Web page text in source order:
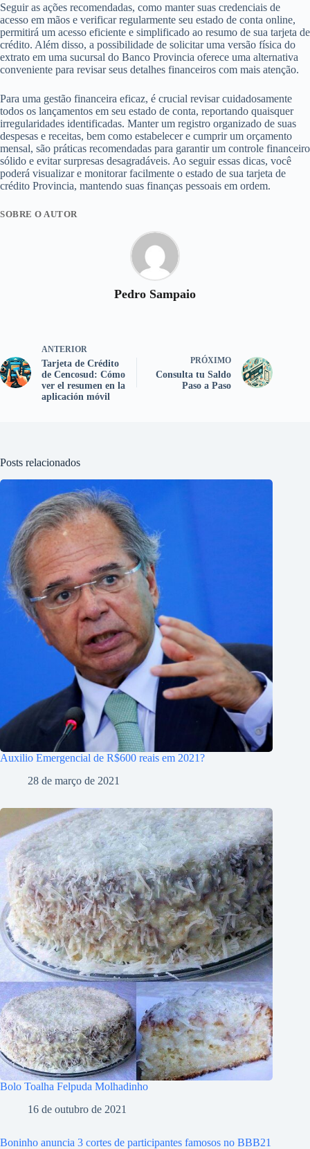
Seguir as ações recomendadas, como manter suas credenciais de
acesso em mãos e verificar regularmente seu estado de conta online,
permitirá um acesso eficiente e simplificado ao resumo de sua tarjeta de
crédito. Além disso, a possibilidade de solicitar uma versão física do
extrato em uma sucursal do Banco Provincia oferece uma alternativa
conveniente para revisar seus detalhes financeiros com mais atenção.
Para uma gestão financeira eficaz, é crucial revisar cuidadosamente
todos os lançamentos em seu estado de conta, reportando quaisquer
irregularidades identificadas. Manter um registro organizado de suas
despesas e receitas, bem como estabelecer e cumprir um orçamento
mensal, são práticas recomendadas para garantir um controle financeiro
sólido e evitar surpresas desagradáveis. Ao seguir essas dicas, você
poderá visualizar e monitorar facilmente o estado de sua tarjeta de
crédito Provincia, mantendo suas finanças pessoais em ordem.
SOBRE O AUTOR
Pedro Sampaio
ANTERIOR
Tarjeta de Crédito
de Cencosud: Cómo
ver el resumen en la
aplicación móvil
PRÓXIMO
Consulta tu Saldo
Paso a Paso
Posts relacionados
Auxilio Emergencial de R$600 reais em 2021?
28 de março de 2021
Bolo Toalha Felpuda Molhadinho
16 de outubro de 2021
Boninho anuncia 3 cortes de participantes famosos no BBB21